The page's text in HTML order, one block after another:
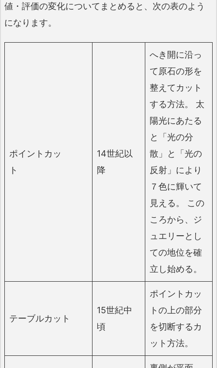
値・評価の変化についてまとめると、次の表のよう
になります。
ポイントカッ
ト
14世紀以
降
へき開に沿っ
て原石の形を
整えてカット
する方法。 太
陽光にあたる
と「光の分
散」と「光の
反射」により
７色に輝いて
見える。 この
ころから、ジ
ュエリーとし
ての地位を確
立し始める。
テーブルカット
15世紀中
頃
ポイントカッ
トの上の部分
を切断するカ
ット方法。